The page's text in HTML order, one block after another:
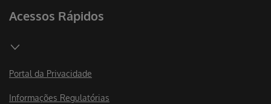
Acessos Rápidos
Portal da Privacidade
Informações Regulatórias